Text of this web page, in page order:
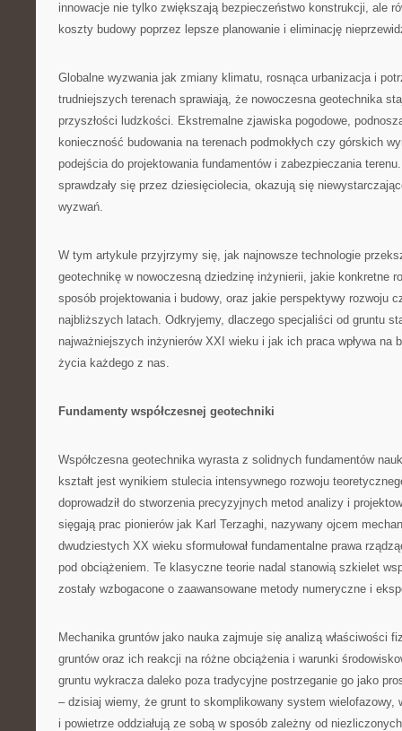
innowacje nie tylko zwiększają bezpieczeństwo konstrukcji, ale
koszty budowy poprzez lepsze planowanie i eliminację
Globalne wyzwania jak zmiany klimatu, rosnąca urbanizacja i
trudniejszych terenach sprawiają, że nowoczesna geotechnika
przyszłości ludzkości. Ekstremalne zjawiska pogodowe,
konieczność budowania na terenach podmokłych czy górskich
podejścia do projektowania fundamentów i zabezpieczania
sprawdzały się przez dziesięciolecia, okazują się
wyzwań.
W tym artykule przyjrzymy się, jak najnowsze technologie
geotechnikę w nowoczesną dziedzinę inżynierii, jakie konkretne
sposób projektowania i budowy, oraz jakie perspektywy rozwoju
najbliższych latach. Odkryjemy, dlaczego specjaliści od gruntu
najważniejszych inżynierów XXI wieku i jak ich praca wpływa na
życia każdego z nas.
Fundamenty współczesnej geotechniki
Współczesna geotechnika wyrasta z solidnych fundamentów
kształt jest wynikiem stulecia intensywnego rozwoju
doprowadził do stworzenia precyzyjnych metod analizy i
sięgają prac pionierów jak Karl Terzaghi, nazywany ojcem
dwudziestych XX wieku sformułował fundamentalne prawa
pod obciążeniem. Te klasyczne teorie nadal stanowią szkielet
zostały wzbogacone o zaawansowane metody numeryczne i
Mechanika gruntów jako nauka zajmuje się analizą właściwości
gruntów oraz ich reakcji na różne obciążenia i warunki
gruntu wykracza daleko poza tradycyjne postrzeganie go jako
– dzisiaj wiemy, że grunt to skomplikowany system wielofazowy,
i powietrze oddziałują ze sobą w sposób zależny od